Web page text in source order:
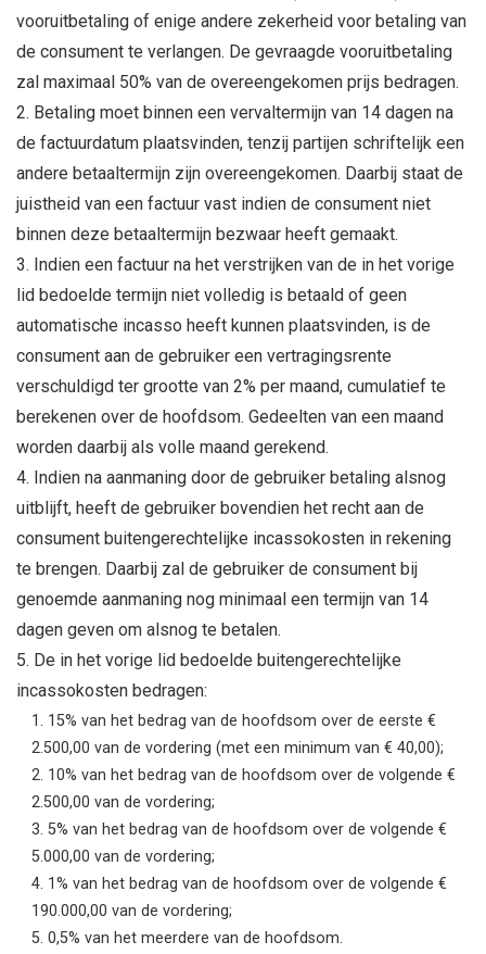
vooruitbetaling of enige andere zekerheid voor betaling van
de consument te verlangen. De gevraagde vooruitbetaling
zal maximaal 50% van de overeengekomen prijs bedragen.
Betaling moet binnen een vervaltermijn van 14 dagen na
de factuurdatum plaatsvinden, tenzij partijen schriftelijk een
andere betaaltermijn zijn overeengekomen. Daarbij staat de
juistheid van een factuur vast indien de consument niet
binnen deze betaaltermijn bezwaar heeft gemaakt.
Indien een factuur na het verstrijken van de in het vorige
lid bedoelde termijn niet volledig is betaald of geen
automatische incasso heeft kunnen plaatsvinden, is de
consument aan de gebruiker een vertragingsrente
verschuldigd ter grootte van 2% per maand, cumulatief te
berekenen over de hoofdsom. Gedeelten van een maand
worden daarbij als volle maand gerekend.
Indien na aanmaning door de gebruiker betaling alsnog
uitblijft, heeft de gebruiker bovendien het recht aan de
consument buitengerechtelijke incassokosten in rekening
te brengen. Daarbij zal de gebruiker de consument bij
genoemde aanmaning nog minimaal een termijn van 14
dagen geven om alsnog te betalen.
De in het vorige lid bedoelde buitengerechtelijke
incassokosten bedragen:
15% van het bedrag van de hoofdsom over de eerste €
2.500,00 van de vordering (met een minimum van € 40,00);
10% van het bedrag van de hoofdsom over de volgende €
2.500,00 van de vordering;
5% van het bedrag van de hoofdsom over de volgende €
5.000,00 van de vordering;
1% van het bedrag van de hoofdsom over de volgende €
190.000,00 van de vordering;
​0,5% van het meerdere van de hoofdsom.